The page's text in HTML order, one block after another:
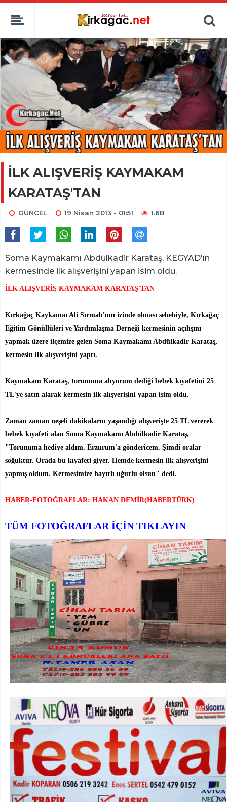
İLK ALIŞVERİŞ KAYMAKAM
KARATAŞ'TAN
GÜNCEL 19 Nisan 2013 - 01:51 1.6B
Soma Kaymakamı Abdülkadir Karataş, KEGYAD'ın
kermesinde ilk alışverişini yapan isim oldu.
İLK ALIŞVERİŞ KAYMAKAM KARATAŞ'TAN
Kırkağaç Kaykamaı Ali Sırmalı'nın izinde olması sebebiyle, Kırkağaç
Eğitim Gönüllüleri ve Yardımlaşma Derneği kermesinin açılışını
yapmak üzere ilçemize gelen Soma Kaymakamı Abdülkadir Karataş,
kermesin ilk alışverişini yaptı.
Kaymakam Karataş, torunuma alıyorum dediği bebek kıyafetini 25
TL'ye satın alarak kermesin ilk alışverişini yapan isim oldu.
Zaman zaman neşeli dakikaların yaşandığı alışverişte 25 TL vererek
bebek kıyafeti alan Soma Kaymakamı Abdülkadir Karataş,
"Torunuma hediye aldım. Erzurum'a göndericem. Şimdi oralar
soğuktur. Orada bu kıyafeti giyer. Hemde kermesin ilk alışverişini
yapmış oldum. Kermesimize hayırlı uğurlu olsun" dedi.
HABER-FOTOĞRAFLAR: HAKAN DEMİR(HABERTÜRK)
TÜM FOTOĞRAFLAR İÇİN TIKLAYIN